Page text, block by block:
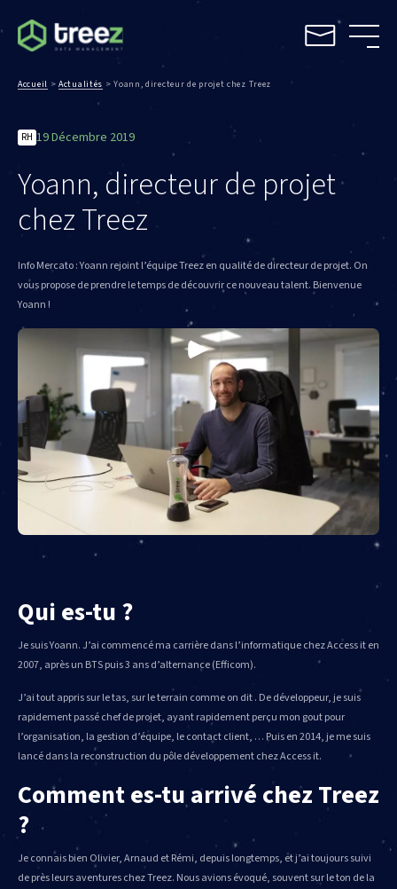
Accueil >Actualités > Yoann, directeur de projet chez Treez
RH 19 Décembre 2019
Yoann, directeur de projet
chez Treez
Info Mercato : Yoann rejoint l’équipe Treez en qualité de directeur de projet. On
vous propose de prendre le temps de découvrir ce nouveau talent. Bienvenue
Yoann !
Qui es-tu ?
Je suis Yoann. J’ai commencé ma carrière dans l’informatique chez Access it en
2007, après un BTS puis 3 ans d’alternance (Efficom).
J’ai tout appris sur le tas, sur le terrain comme on dit . De développeur, je suis
rapidement passé chef de projet, ayant rapidement perçu mon gout pour
l’organisation, la gestion d’équipe, le contact client, … Puis en 2014, je me suis
lancé dans la reconstruction du pôle développement chez Access it.
Comment es-tu arrivé chez Treez
?
Je connais bien Olivier, Arnaud et Rémi, depuis longtemps, et j’ai toujours suivi
de près leurs aventures chez Treez. Nous avions évoqué, souvent sur le ton de la